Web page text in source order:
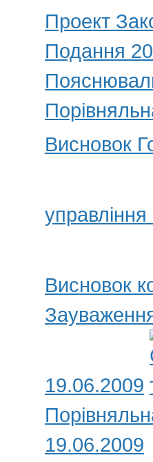
Проект
Подання
Висновок
Висновок
19.06.2009
19.06.2009